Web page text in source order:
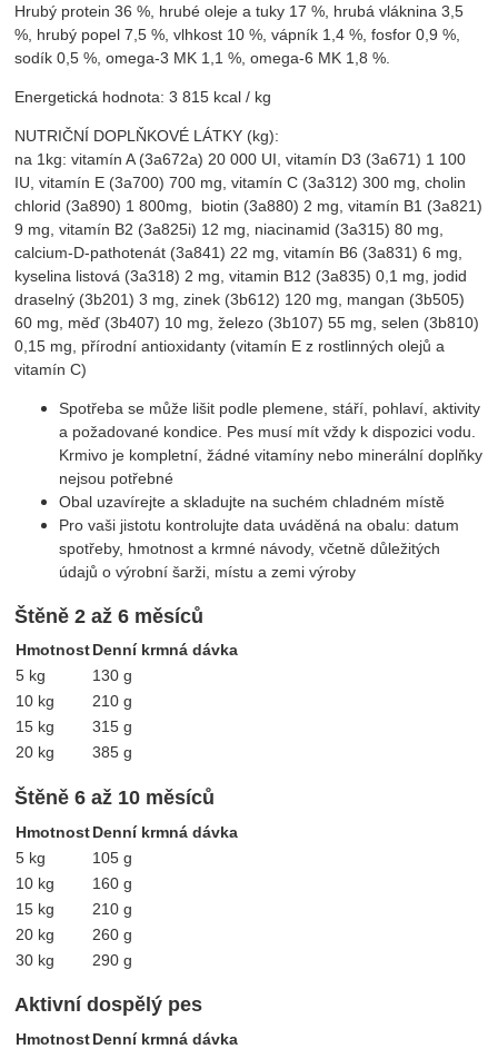
Hrubý protein 36 %, hrubé oleje a tuky 17 %, hrubá vláknina 3,5
%, hrubý popel 7,5 %, vlhkost 10 %, vápník 1,4 %, fosfor 0,9 %,
sodík 0,5 %, omega-3 MK 1,1 %, omega-6 MK 1,8 %.
Energetická hodnota: 3 815 kcal / kg
NUTRIČNÍ DOPLŇKOVÉ LÁTKY (kg):
na 1kg: vitamín A (3a672a) 20 000 UI, vitamín D3 (3a671) 1 100
IU, vitamín E (3a700) 700 mg, vitamín C (3a312) 300 mg, cholin
chlorid (3a890) 1 800mg, biotin (3a880) 2 mg, vitamín B1 (3a821)
9 mg, vitamín B2 (3a825i) 12 mg, niacinamid (3a315) 80 mg,
calcium-D-pathotenát (3a841) 22 mg, vitamín B6 (3a831) 6 mg,
kyselina listová (3a318) 2 mg, vitamin B12 (3a835) 0,1 mg, jodid
draselný (3b201) 3 mg, zinek (3b612) 120 mg, mangan (3b505)
60 mg, měď (3b407) 10 mg, železo (3b107) 55 mg, selen (3b810)
0,15 mg, přírodní antioxidanty (vitamín E z rostlinných olejů a
vitamín C)
Spotřeba se může lišit podle plemene, stáří, pohlaví, aktivity
a požadované kondice. Pes musí mít vždy k dispozici vodu.
Krmivo je kompletní, žádné vitamíny nebo minerální doplňky
nejsou potřebné
Obal uzavírejte a skladujte na suchém chladném místě
Pro vaši jistotu kontrolujte data uváděná na obalu: datum
spotřeby, hmotnost a krmné návody, včetně důležitých
údajů o výrobní šarži, místu a zemi výroby
Štěně 2 až 6 měsíců
HmotnostDenní krmná dávka
5 kg
130 g
10 kg
210 g
15 kg
315 g
20 kg
385 g
Štěně 6 až 10 měsíců
HmotnostDenní krmná dávka
5 kg
105 g
10 kg
160 g
15 kg
210 g
20 kg
260 g
30 kg
290 g
Aktivní dospělý pes
HmotnostDenní krmná dávka